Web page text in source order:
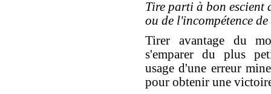
Tire parti à bon escient
ou de l'incompétence
Tirer avantage du
s'emparer du plus
usage d'une erreur
pour obtenir une